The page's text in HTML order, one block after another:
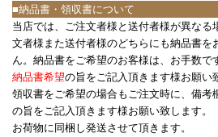
■納品書・領収書について
当店では、ご注文者様と送付者様が異なる
文者様また送付者様のどちらにも納品書を
ん。納品書をご希望のお客様は、お手数で
納品書希望の旨をご記入頂きます様お願い
領収書をご希望の場合もご注文時に、備考
の旨をご記入頂きます様お願い致します。
お荷物に同梱し発送させて頂きます。